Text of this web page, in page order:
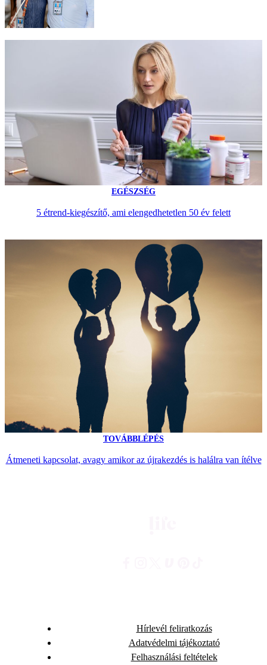
EGÉSZSÉG
5 étrend-kiegészítő, ami elengedhetetlen 50 év felett
TOVÁBBLÉPÉS
Átmeneti kapcsolat, avagy amikor az újrakezdés is halálra van ítélve
Hírlevél feliratkozás
Adatvédelmi tájékoztató
Felhasználási feltételek